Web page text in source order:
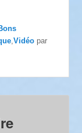
,Vidéo par